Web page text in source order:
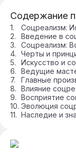
Содержание
Соцреализм:
Введение в
Соцреализм:
Черты и
Искусство и
Ведущие
Главные
Влияние
Восприятие
Эволюция
Наследие и